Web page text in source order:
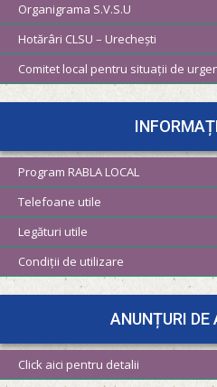
Organigrama S.V.S.U
Hotărâri CLSU – Urechești
Comitet local pentru situații de
Program RABLA LOCAL
Telefoane utile
Legături utile
Condiții de utilizare
ANUNȚURI DE
Click aici pentru detalii